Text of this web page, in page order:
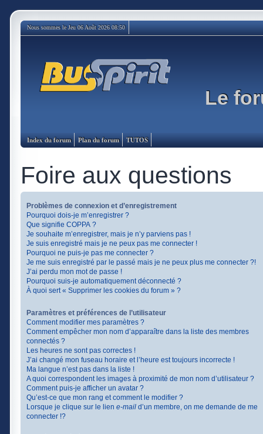
Nous sommes le Jeu 06 Août 2026 08:50
Le
Index du forum Plan du forum TUTOS
Foire aux questions
Problèmes de connexion et d’enregistrement
Pourquoi dois-je m’enregistrer ?
Que signifie COPPA ?
Je souhaite m’enregistrer, mais je n’y parviens pas !
Je suis enregistré mais je ne peux pas me connecter !
Pourquoi ne puis-je pas me connecter ?
Je me suis enregistré par le passé mais je ne peux plus me connecter ?!
J’ai perdu mon mot de passe !
Pourquoi suis-je automatiquement déconnecté ?
À quoi sert « Supprimer les cookies du forum » ?
Paramètres et préférences de l’utilisateur
Comment modifier mes paramètres ?
Comment empêcher mon nom d’apparaître dans la liste des membres
connectés ?
Les heures ne sont pas correctes !
J’ai changé mon fuseau horaire et l’heure est toujours incorrecte !
Ma langue n’est pas dans la liste !
A quoi correspondent les images à proximité de mon nom d’utilisateur ?
Comment puis-je afficher un avatar ?
Qu’est-ce que mon rang et comment le modifier ?
Lorsque je clique sur le lien e-mail d’un membre, on me demande de me
connecter !?